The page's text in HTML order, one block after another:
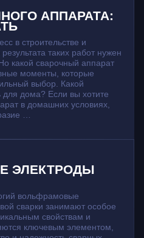
АППАРАТА:
в строительстве и
таких работ нужен
какой сварочный аппарат
моменты, которые
выбор. Какой
для дома? Если вы хотите
в домашних условиях,
…
ЭЛЕКТРОДЫ
вольфрамовые
сварки занимают особое
свойствам и
ключевым элементом,